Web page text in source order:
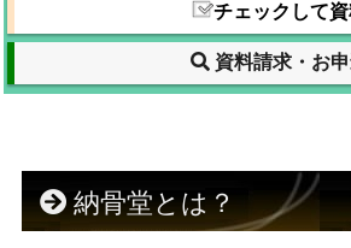
チェックして
資料請求・お
納骨堂とは？